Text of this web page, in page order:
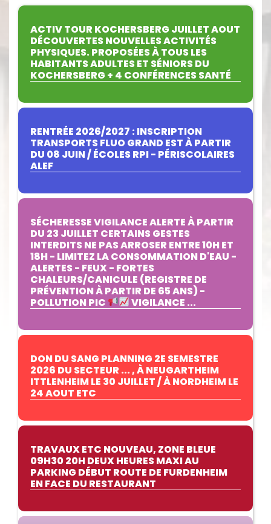
ACTIV TOUR KOCHERSBERG JUILLET AOUT
DÉCOUVERTES NOUVELLES ACTIVITÉS
PHYSIQUES. PROPOSÉES À TOUS LES
HABITANTS ADULTES ET SÉNIORS DU
KOCHERSBERG + 4 CONFÉRENCES SANTÉ
RENTRÉE 2026/2027 : INSCRIPTION
TRANSPORTS FLUO GRAND EST À PARTIR
DU 08 JUIN / ÉCOLES RPI - PÉRISCOLAIRES
ALEF
SÉCHERESSE VIGILANCE ALERTE À PARTIR
DU 23 JUILLET CERTAINS GESTES
INTERDITS NE PAS ARROSER ENTRE 10H ET
18H - LIMITEZ LA CONSOMMATION D'EAU -
ALERTES - FEUX - FORTES
CHALEURS/CANICULE (REGISTRE DE
PRÉVENTION À PARTIR DE 65 ANS) -
POLLUTION PIC
VIGILANCE ...
DON DU SANG PLANNING 2E SEMESTRE
2026 DU SECTEUR ... , À NEUGARTHEIM
ITTLENHEIM LE 30 JUILLET / À NORDHEIM LE
24 AOUT ETC
TRAVAUX ETC NOUVEAU, ZONE BLEUE
09H30 20H DEUX HEURES MAXI AU
PARKING DÉBUT ROUTE DE FURDENHEIM
EN FACE DU RESTAURANT